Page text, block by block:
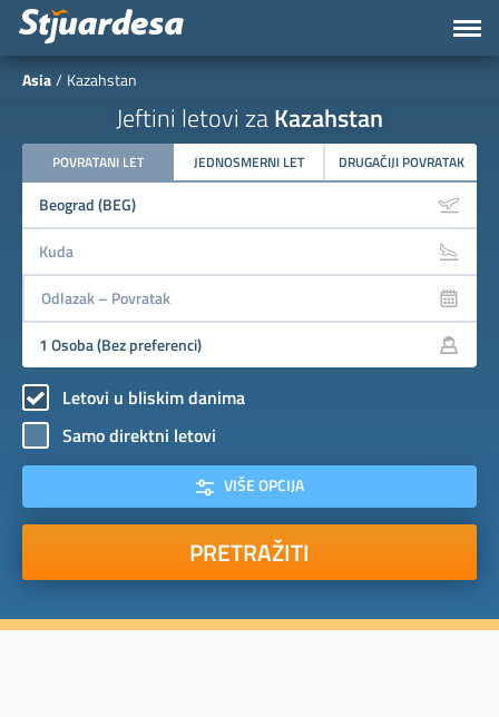
Asia Kazahstan
Jeftini letovi zaKazahstan
POVRATANI LET JEDNOSMERNI LET DRUGAČIJI POVRATAK
Letovi u bliskim danima
Samo direktni letovi
VIŠE OPCIJA
PRETRAŽITI